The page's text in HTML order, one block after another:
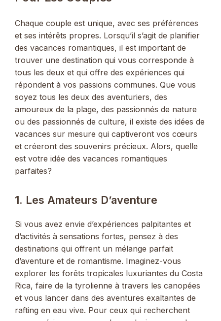
Chaque couple est unique, avec ses préférences
et ses intérêts propres. Lorsqu’il s’agit de planifier
des vacances romantiques, il est important de
trouver une destination qui vous corresponde à
tous les deux et qui offre des expériences qui
répondent à vos passions communes. Que vous
soyez tous les deux des aventuriers, des
amoureux de la plage, des passionnés de nature
ou des passionnés de culture, il existe des idées de
vacances sur mesure qui captiveront vos cœurs
et créeront des souvenirs précieux. Alors, quelle
est votre idée des vacances romantiques
parfaites?
1. Les Amateurs D’aventure
Si vous avez envie d’expériences palpitantes et
d’activités à sensations fortes, pensez à des
destinations qui offrent un mélange parfait
d’aventure et de romantisme. Imaginez-vous
explorer les forêts tropicales luxuriantes du Costa
Rica, faire de la tyrolienne à travers les canopées
et vous lancer dans des aventures exaltantes de
rafting en eau vive. Pour ceux qui recherchent